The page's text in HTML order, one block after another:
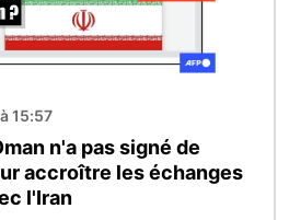
15:57
n'a pas signé de
accroître les échanges
l'Iran